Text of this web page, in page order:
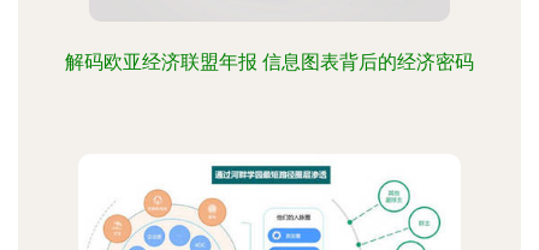
解码欧亚经济联盟年报 信息图表背后的经济密码